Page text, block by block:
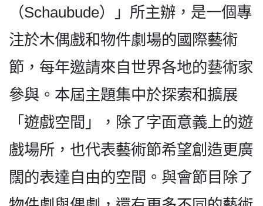
（Schaubude）」所主辦，是一個專
注於木偶戲和物件劇場的國際藝術
節，每年邀請來自世界各地的藝術家
參與。本屆主題集中於探索和擴展
「遊戲空間」，除了字面意義上的遊
戲場所，也代表藝術節希望創造更廣
闊的表達自由的空間。與會節目除了